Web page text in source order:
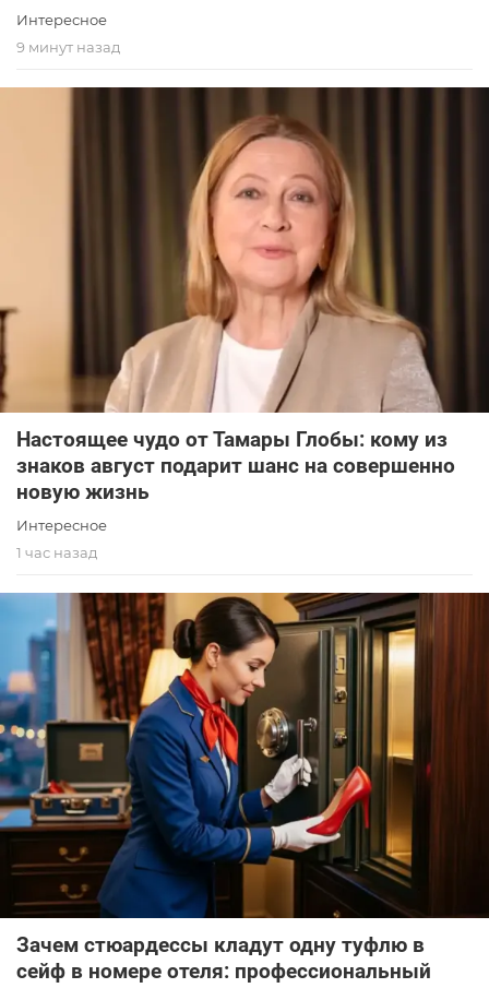
Интересное
9 минут назад
Настоящее чудо от Тамары Глобы: кому из
знаков август подарит шанс на совершенно
новую жизнь
Интересное
1 час назад
Зачем стюардессы кладут одну туфлю в
сейф в номере отеля: профессиональный